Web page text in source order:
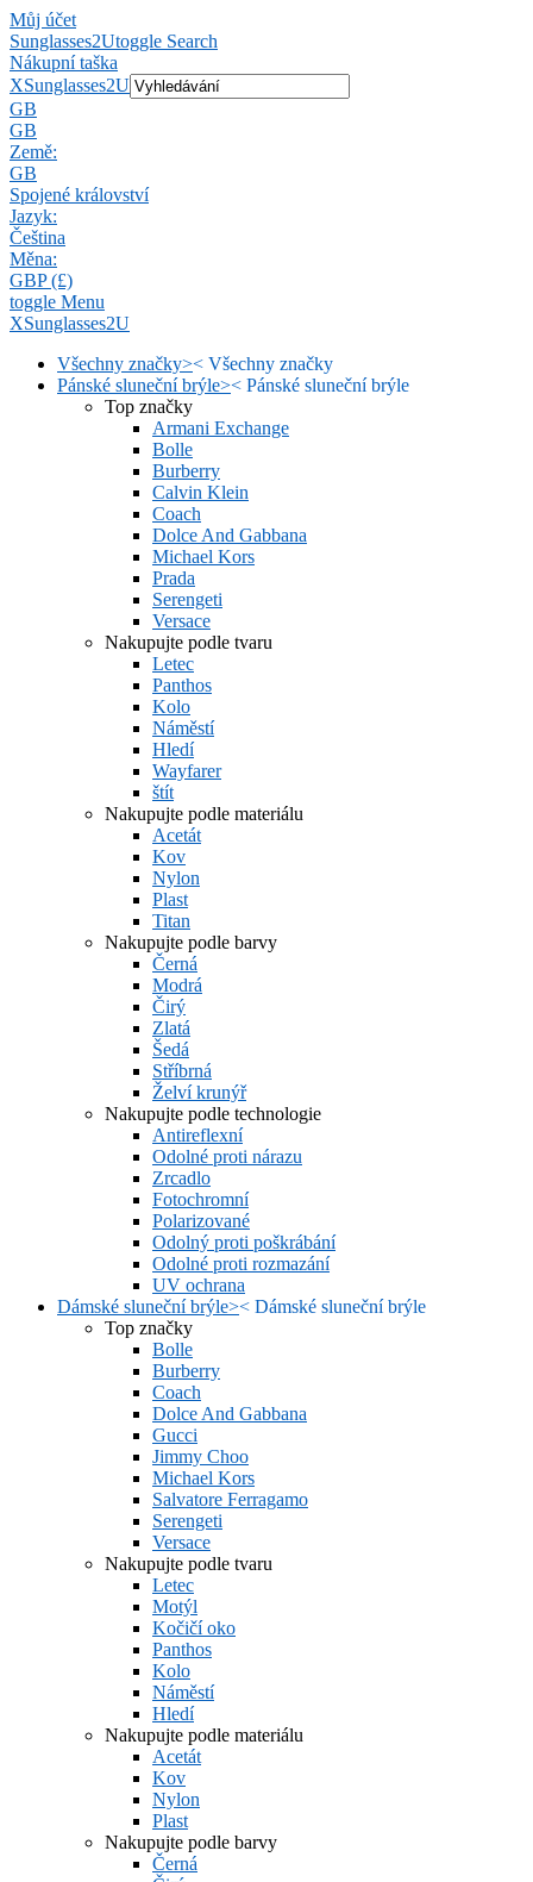
Můj účet
Sunglasses2Utoggle Search
Nákupní taška
XSunglasses2U
GB
GB
Země:
GB
Spojené království
Jazyk:
Čeština
Měna:
GBP (£)
toggle Menu
XSunglasses2U
Všechny značky>< Všechny značky
Pánské sluneční brýle>< Pánské sluneční brýle
Top značky
Armani Exchange
Bolle
Burberry
Calvin Klein
Coach
Dolce And Gabbana
Michael Kors
Prada
Serengeti
Versace
Nakupujte podle tvaru
Letec
Panthos
Kolo
Náměstí
Hledí
Wayfarer
štít
Nakupujte podle materiálu
Acetát
Kov
Nylon
Plast
Titan
Nakupujte podle barvy
Černá
Modrá
Čirý
Zlatá
Šedá
Stříbrná
Želví krunýř
Nakupujte podle technologie
Antireflexní
Odolné proti nárazu
Zrcadlo
Fotochromní
Polarizované
Odolný proti poškrábání
Odolné proti rozmazání
UV ochrana
Dámské sluneční brýle>< Dámské sluneční brýle
Top značky
Bolle
Burberry
Coach
Dolce And Gabbana
Gucci
Jimmy Choo
Michael Kors
Salvatore Ferragamo
Serengeti
Versace
Nakupujte podle tvaru
Letec
Motýl
Kočičí oko
Panthos
Kolo
Náměstí
Hledí
Nakupujte podle materiálu
Acetát
Kov
Nylon
Plast
Nakupujte podle barvy
Černá